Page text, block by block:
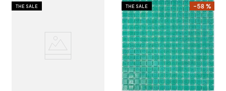
THE SALE -58 %
THE SALE